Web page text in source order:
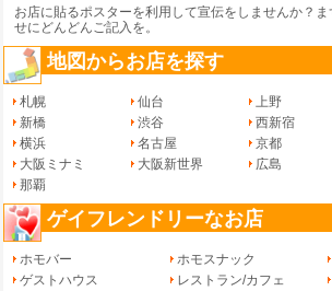
お店に貼るポスターを利用して宣伝をしませんか？ま
せにどんどんご記入を。
地図からお店を探す
札幌 仙台 上野
新橋
渋谷 西新宿
横浜
名古屋 京都
大阪ミナミ
大阪新世界 広島
那覇
ゲイフレンドリーなお店
ホモバー ホモスナック
ゲストハウス
レストラン/カフェ